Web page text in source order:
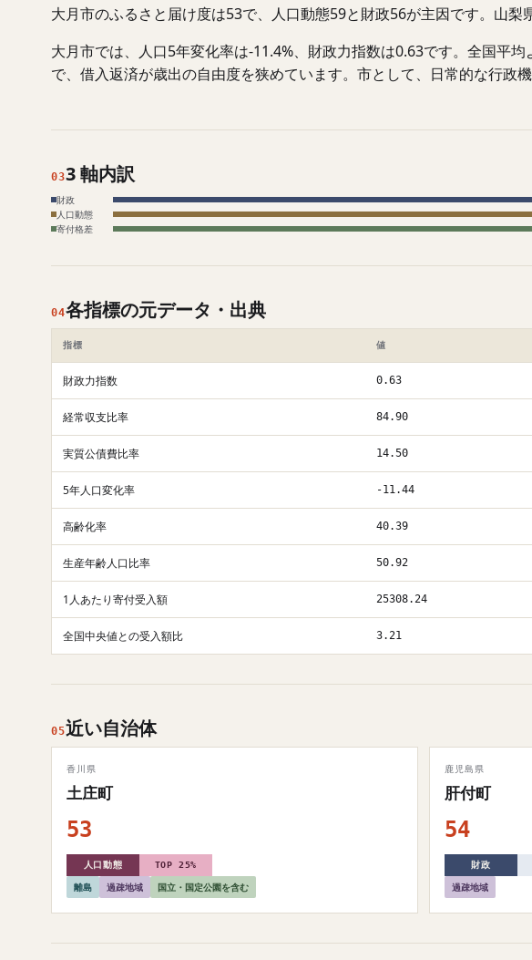
大月市のふるさと届け度は53で、人口動態59と財政56が主因です。山
大月市では、人口5年変化率は-11.4%、財政力指数は0.63です。全国平
で、借入返済が歳出の自由度を狭めています。市として、日常的な行政
033 軸内訳
財政
人口動態
寄付格差
04各指標の元データ・出典
指標 値
財政力指数 0.63
経常収支比率 84.90
実質公債費比率 14.50
5年人口変化率 -11.44
高齢化率 40.39
生産年齢人口比率 50.92
1人あたり寄付受入額 25308.24
全国中央値との受入額比 3.21
05近い自治体
香川県
土庄町
53
人口動態 TOP 25%
離島 過疎地域 国立・国定公園を含む
鹿児島県
肝付町
54
財政
過疎地域